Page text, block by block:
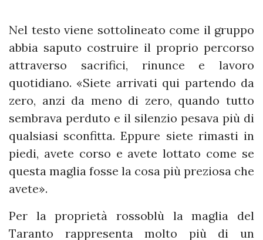
Nel testo viene sottolineato come il gruppo
abbia saputo costruire il proprio percorso
attraverso sacrifici, rinunce e lavoro
quotidiano. «Siete arrivati qui partendo da
zero, anzi da meno di zero, quando tutto
sembrava perduto e il silenzio pesava più di
qualsiasi sconfitta. Eppure siete rimasti in
piedi, avete corso e avete lottato come se
questa maglia fosse la cosa più preziosa che
avete».
Per la proprietà rossoblù la maglia del
Taranto rappresenta molto più di un